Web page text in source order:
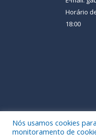
Horário
18:00
Todos
Nós usamos cookies
monitoramento de